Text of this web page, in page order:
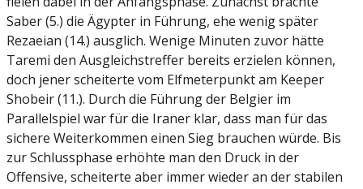
Saber (5.) die Ägypter in Führung, ehe wenig später
Rezaeian (14.) ausglich. Wenige Minuten zuvor hätte
Taremi den Ausgleichstreffer bereits erzielen können,
doch jener scheiterte vom Elfmeterpunkt am Keeper
Shobeir (11.). Durch die Führung der Belgier im
Parallelspiel war für die Iraner klar, dass man für das
sichere Weiterkommen einen Sieg brauchen würde. Bis
zur Schlussphase erhöhte man den Druck in der
Offensive, scheiterte aber immer wieder an der stabilen